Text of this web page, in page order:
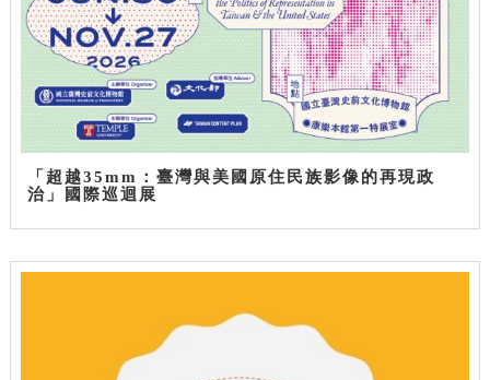
「超越35mm：臺灣與美國原住民族影像的再現政
治」國際巡迴展